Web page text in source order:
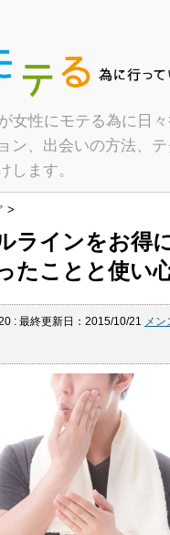
女性にモテる為に日
ン、出会いの方法、
します。
>
ラインをお得
たことと使い
: 最終更新日：2015/10/21 メン